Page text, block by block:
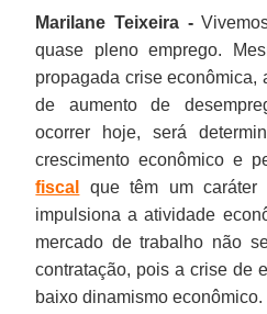
Marilane Teixeira -
quase pleno emprego.
propagada crise econômica,
de aumento de
ocorrer hoje, será
crescimento econômico e
fiscal
que têm um caráter
impulsiona a atividade
mercado de trabalho não
contratação, pois a crise de
baixo dinamismo econômico.